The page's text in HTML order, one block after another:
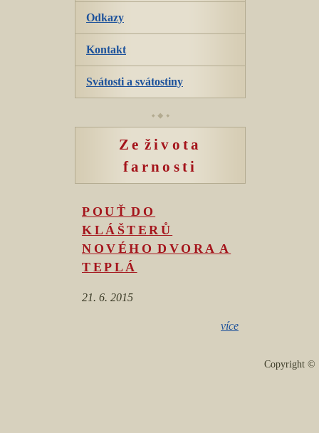
Odkazy
Kontakt
Svátosti a svátostiny
Ze života
farnosti
POUŤ DO
KLÁŠTERŮ
NOVÉHO DVORA A
TEPLÁ
21. 6. 2015
více
Copyright